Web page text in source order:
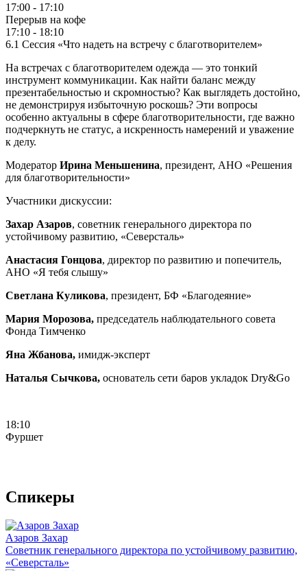
17:00 - 17:10
Перерыв на кофе
17:10 - 18:10
6.1 Сессия «Что надеть на встречу с благотворителем»
На встречах с благотворителем одежда — это тонкий
инструмент коммуникации. Как найти баланс между
презентабельностью и скромностью? Как выглядеть достойно,
не демонстрируя избыточную роскошь? Эти вопросы
особенно актуальны в сфере благотворительности, где важно
подчеркнуть не статус, а искренность намерений и уважение
к делу.
Модератор Ирина Меньшенина, президент, АНО «Решения
для благотворительности»
Участники дискуссии:
Захар Азаров, советник генерального директора по
устойчивому развитию, «Северсталь»
Анастасия Гонцова, директор по развитию и попечитель,
АНО «Я тебя слышу»
Светлана Куликова, президент, БФ «Благодеяние»
Мария Морозова, председатель наблюдательного совета
Фонда Тимченко
Яна Жбанова, имидж-эксперт
Наталья Сычкова, основатель сети баров укладок Dry&Go
18:10
Фуршет
Спикеры
Азаров Захар
Советник генерального директора по устойчивому развитию,
«Северсталь»